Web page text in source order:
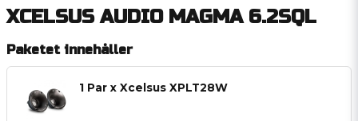
XCELSUS AUDIO MAGMA 6.2SQL
Paketet innehåller
1 Par x Xcelsus XPLT28W